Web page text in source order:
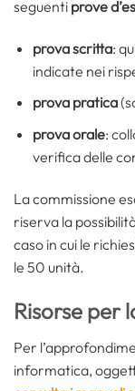
seguenti prove
prova scritta:
indicate nei
prova pratica
prova orale:
verifica delle
La commissione
riserva la
caso in cui le
le 50 unità.
Risorse per
Per
informatica,